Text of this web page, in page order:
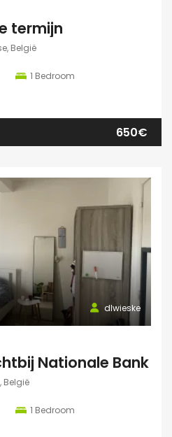
termijn
België
1 Bedroom
650€
dlwieske
Nationale Bank
België
1 Bedroom